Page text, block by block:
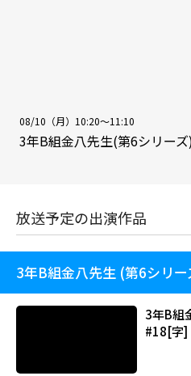
08/10（月）10:20～11:10
3年B組金八先生(第6シリー
放送予定の出演作品
3年B組金八先生 (第6シリー
3年B組
#18[字]